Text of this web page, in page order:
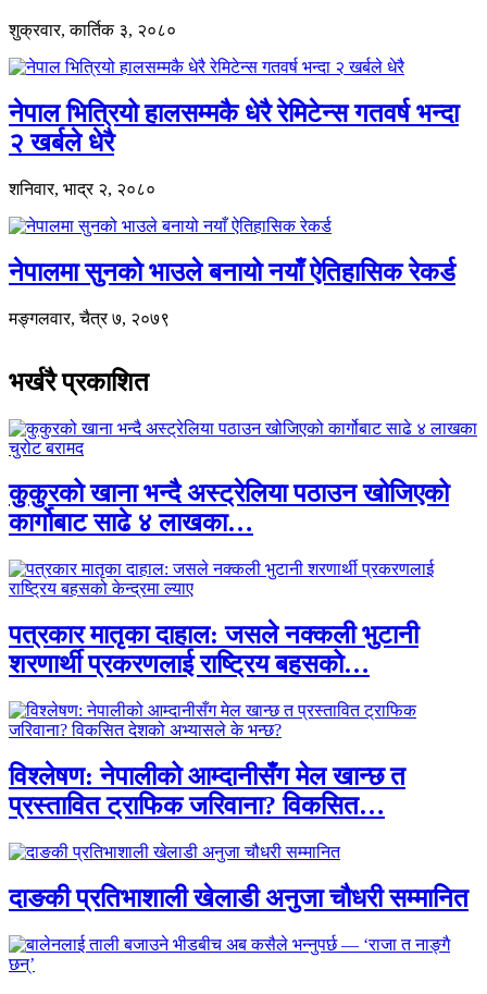
शुक्रवार, कार्तिक ३, २०८०
नेपाल भित्रियो हालसम्मकै धेरै रेमिटेन्स गतवर्ष भन्दा
२ खर्बले धेरै
शनिवार, भाद्र २, २०८०
नेपालमा सुनको भाउले बनायो नयाँ ऐतिहासिक रेकर्ड
मङ्गलवार, चैत्र ७, २०७९
भर्खरै प्रकाशित
कुकुरको खाना भन्दै अस्ट्रेलिया पठाउन खोजिएको
कार्गोबाट साढे ४ लाखका…
पत्रकार मातृका दाहाल: जसले नक्कली भुटानी
शरणार्थी प्रकरणलाई राष्ट्रिय बहसको…
विश्लेषण: नेपालीको आम्दानीसँग मेल खान्छ त
प्रस्तावित ट्राफिक जरिवाना? विकसित…
दाङकी प्रतिभाशाली खेलाडी अनुजा चौधरी सम्मानित